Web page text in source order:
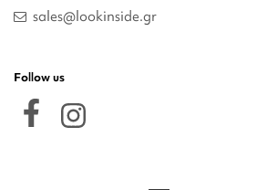
sales@lookinside.gr
Follow us